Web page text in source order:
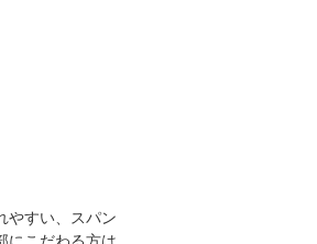
やすい、スパン